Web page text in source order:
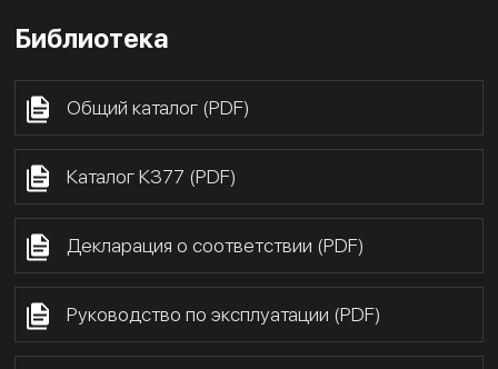
Библиотека
Общий каталог (PDF)
Каталог К377 (PDF)
Декларация о соответствии (PDF)
Руководство по эксплуатации (PDF)